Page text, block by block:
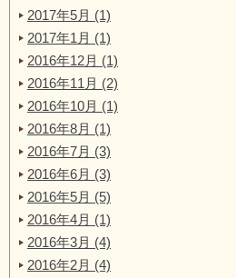
2017年5月 (1)
2017年1月 (1)
2016年12月 (1)
2016年11月 (2)
2016年10月 (1)
2016年8月 (1)
2016年7月 (3)
2016年6月 (3)
2016年5月 (5)
2016年4月 (1)
2016年3月 (4)
2016年2月 (4)